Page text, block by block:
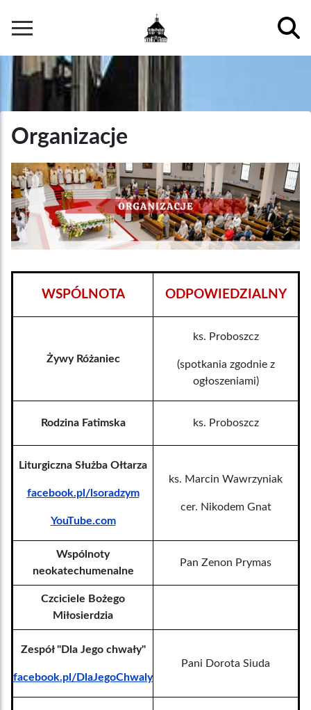
do
treści
Główna
nawigacja
Organizacje
WSPÓLNOTA ODPOWIEDZIALNY
Żywy Różaniec
ks. Proboszcz
(spotkania zgodnie z
ogłoszeniami)
Rodzina Fatimska ks. Proboszcz
Liturgiczna Służba Ołtarza
facebook.pl/lsoradzym
YouTube.com
ks. Marcin Wawrzyniak
cer. Nikodem Gnat
Wspólnoty
neokatechumenalne
Pan Zenon Prymas
Czciciele Bożego
Miłosierdzia
Zespół "Dla Jego chwały"
facebook.pl/DlaJegoChwaly
Pani Dorota Siuda